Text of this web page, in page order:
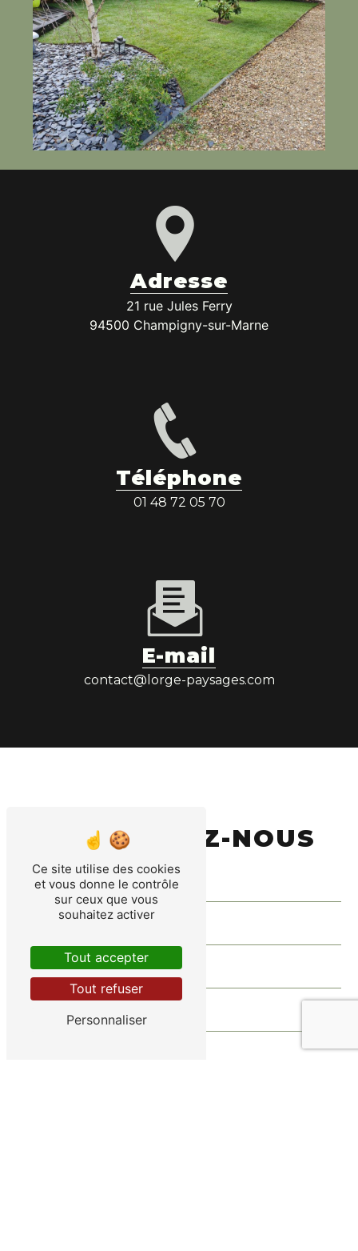
Adresse
21 rue Jules Ferry
94500 Champigny-sur-Marne
Téléphone
01 48 72 05 70
E-mail
contact@lorge-paysages.com
CONTACTEZ-NOUS
Ce site utilise des cookies
et vous donne le contrôle
sur ceux que vous
souhaitez activer
Tout accepter
Tout refuser
Personnaliser